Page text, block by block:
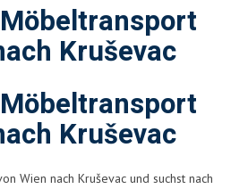
Kruševac
Kruševac
Wien nach Kruševac und suchst nach